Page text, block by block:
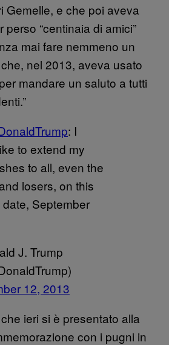
Gemelle, e che poi aveva
“centinaia di amici”
mai fare nemmeno un
nel 2013, aveva usato
mandare un saluto a tutti
: I
to extend my
to all, even the
losers, on this
September
J. Trump
12, 2013
ieri si è presentato alla
con i pugni in